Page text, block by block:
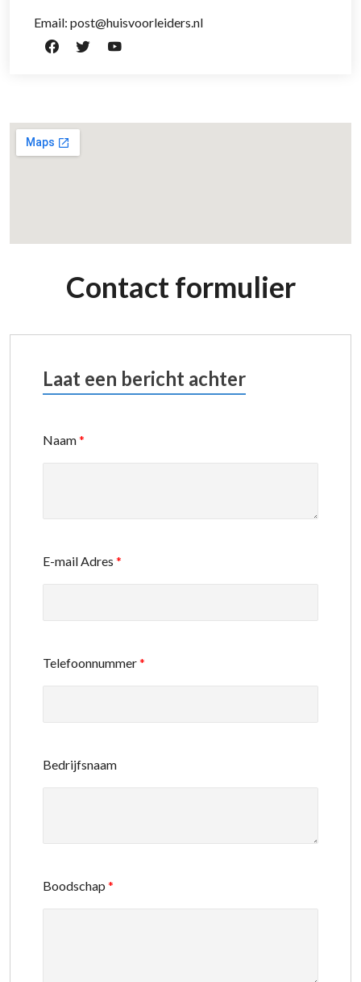
Email: post@huisvoorleiders.nl
Contact formulier
Laat een bericht achter
Naam*
E-mail Adres *
Telefoonnummer*
Bedrijfsnaam
Boodschap *